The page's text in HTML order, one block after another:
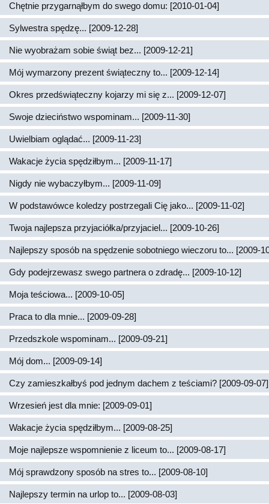
Chętnie przygarnąłbym do swego domu: [2010-01-04]
Sylwestra spędzę... [2009-12-28]
Nie wyobrażam sobie świąt bez... [2009-12-21]
Mój wymarzony prezent świąteczny to... [2009-12-14]
Okres przedświąteczny kojarzy mi się z... [2009-12-07]
Swoje dzieciństwo wspominam... [2009-11-30]
Uwielbiam oglądać... [2009-11-23]
Wakacje życia spędziłbym... [2009-11-17]
Nigdy nie wybaczyłbym... [2009-11-09]
W podstawówce koledzy postrzegali Cię jako... [2009-11-02]
Twoja najlepsza przyjaciółka/przyjaciel... [2009-10-26]
Najlepszy sposób na spędzenie sobotniego wieczoru to... [2009-
Gdy podejrzewasz swego partnera o zdradę... [2009-10-12]
Moja teściowa... [2009-10-05]
Praca to dla mnie... [2009-09-28]
Przedszkole wspominam... [2009-09-21]
Mój dom... [2009-09-14]
Czy zamieszkałbyś pod jednym dachem z teściami? [2009-09-07]
Wrzesień jest dla mnie: [2009-09-01]
Wakacje życia spędziłbym... [2009-08-25]
Moje najlepsze wspomnienie z liceum to... [2009-08-17]
Mój sprawdzony sposób na stres to... [2009-08-10]
Najlepszy termin na urlop to... [2009-08-03]